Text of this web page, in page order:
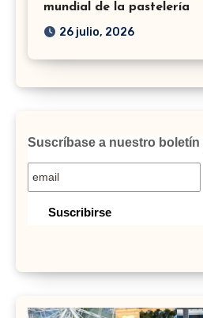
mundial de la pastelería
26 julio, 2026
Suscríbase a nuestro boletín